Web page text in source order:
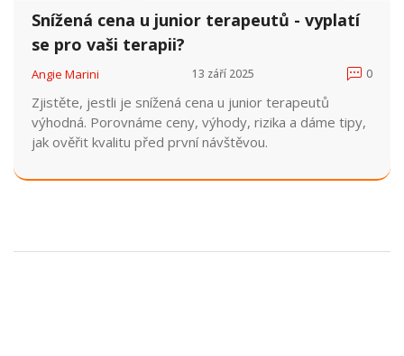
Snížená cena u junior terapeutů - vyplatí
se pro vaši terapii?
Angie Marini 13 září 2025 0
Zjistěte, jestli je snížená cena u junior terapeutů
výhodná. Porovnáme ceny, výhody, rizika a dáme tipy,
jak ověřit kvalitu před první návštěvou.